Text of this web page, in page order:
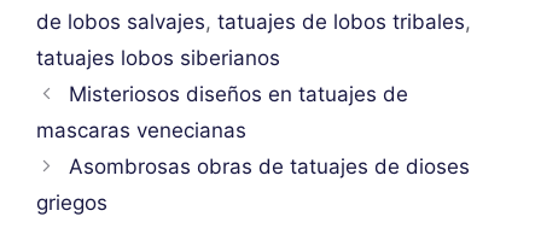
de lobos salvajes, tatuajes de lobos tribales,
tatuajes lobos siberianos
Misteriosos diseños en tatuajes de
mascaras venecianas
Asombrosas obras de tatuajes de dioses
griegos